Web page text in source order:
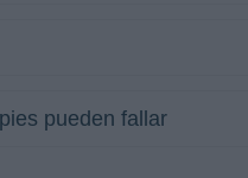
pueden fallar